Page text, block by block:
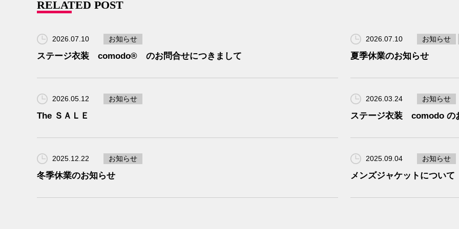
RELATED POST
2026.07.10 お知らせ
ステージ衣装 comodo® のお問合せにつきまして
2026.07.10 お知らせ
夏季休業のお知らせ
2026.05.12 お知らせ
The ＳＡＬＥ
2026.03.24 お知らせ
ステージ衣装 comodo の
2025.12.22 お知らせ
冬季休業のお知らせ
2025.09.04 お知らせ
メンズジャケットについて